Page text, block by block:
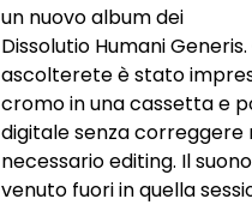
un nuovo album dei
Dissolutio Humani
ascolterete è stato
cromo in una cassetta e
digitale senza correggere
necessario editing. Il
venuto fuori in quella